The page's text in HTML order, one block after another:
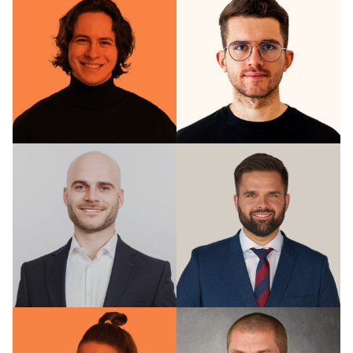
dr n. med. i n.
o zdr. Anna
Rychter
Wykładowczyni
studiów
podyplomowych,
Paweł
Paweł
Strychalski
Wykładowca
studiów
podyplomowych
Radosław
Smolik
Wykładowca
studiów
podyplomowych
Kamil
Suwała
Wykładowca
studiów
podyplomowych